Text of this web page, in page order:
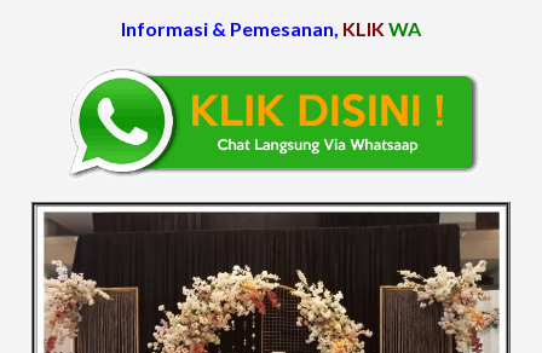
Informasi & Pemesanan, KLIKWA